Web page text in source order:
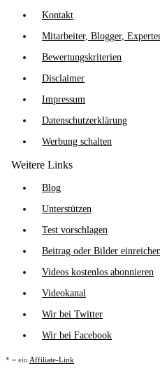
Kontakt
Mitarbeiter, Blogger,
Bewertungskriterien
Disclaimer
Impressum
Datenschutzerklärung
Werbung schalten
Weitere Links
Blog
Unterstützen
Test vorschlagen
Beitrag oder Bilder
Videos kostenlos abonnieren
Videokanal
Wir bei Twitter
Wir bei Facebook
* = ein Affiliate-Link